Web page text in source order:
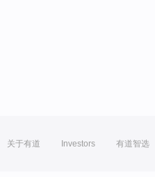
关于有道 Investors 有道智选